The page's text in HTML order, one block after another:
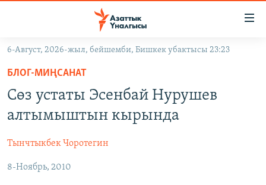
Навигацияга
өтүңүз
Издөөгө
салыңызКЫРГЫЗСТАН
ЭКОНОМИКА
МАДАНИЯТ
ДҮЙНӨ
БОРБОР АЗИЯ
АТАЙЫН ИЛИКТӨӨ
ТВ ПРОГРАММАЛАР
6-Август, 2026-жыл, бейшемби, Бишкек убактысы 23:23
БЛОГ-МИҢСАНАТ
Сөз устаты Эсенбай Нурушев
алтымыштын кырында
Тынчтыкбек Чоротегин
8-Ноябрь, 2010